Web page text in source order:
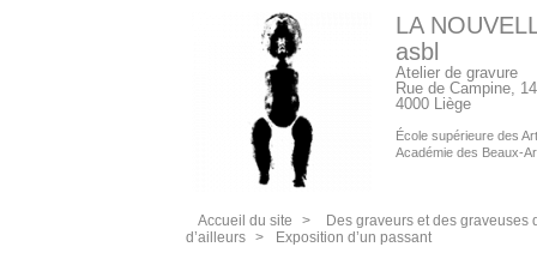
LA
asbl
Atelier de gravure
Rue de Campine, 14
4000 Liège
École supérieure des
Académie des Beaux-
Accueil du site >
Des graveurs et des graveuses
d’ailleurs > Exposition d’un passant